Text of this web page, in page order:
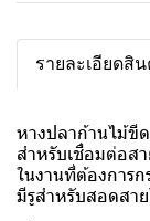
รายละเอียดสิ
หางปลาก้านไม้
สำหรับเชื่อมต่อส
ในงานที่ต้องการ
มีรูสำหรับสอดสา